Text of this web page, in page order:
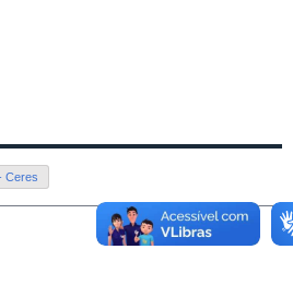
Ceres